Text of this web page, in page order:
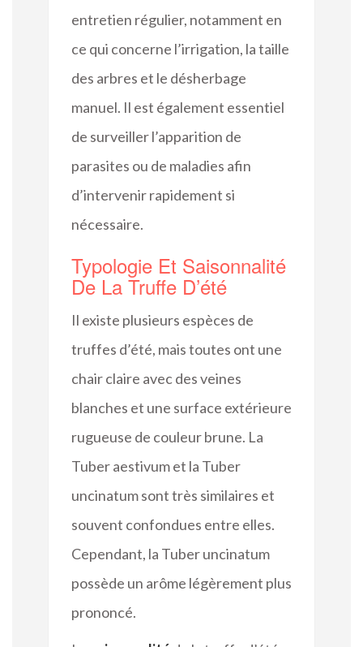
entretien régulier, notamment en
ce qui concerne l’irrigation, la taille
des arbres et le désherbage
manuel. Il est également essentiel
de surveiller l’apparition de
parasites ou de maladies afin
d’intervenir rapidement si
nécessaire.
Typologie Et Saisonnalité
De La Truffe D’été
Il existe plusieurs espèces de
truffes d’été, mais toutes ont une
chair claire avec des veines
blanches et une surface extérieure
rugueuse de couleur brune. La
Tuber aestivum et la Tuber
uncinatum sont très similaires et
souvent confondues entre elles.
Cependant, la Tuber uncinatum
possède un arôme légèrement plus
prononcé.